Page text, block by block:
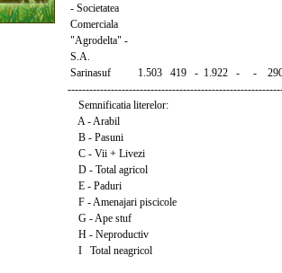
- Societatea
Comerciala
"Agrodelta" -
S.A.
Sarinasuf 1.503 419 - 1.922 - - 290
Semnificatia literelor:
A - Arabil
B - Pasuni
C - Vii + Livezi
D - Total agricol
E - Paduri
F - Amenajari piscicole
G - Ape stuf
H - Neproductiv
I Total neagricol